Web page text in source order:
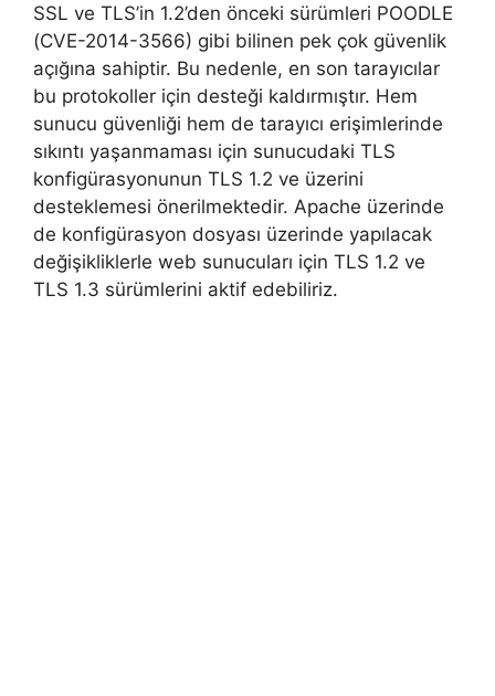
SSL ve TLS’in 1.2’den önceki sürümleri POODLE
(CVE-2014-3566) gibi bilinen pek çok güvenlik
açığına sahiptir. Bu nedenle, en son tarayıcılar
bu protokoller için desteği kaldırmıştır. Hem
sunucu güvenliği hem de tarayıcı erişimlerinde
sıkıntı yaşanmaması için sunucudaki TLS
konfigürasyonunun TLS 1.2 ve üzerini
desteklemesi önerilmektedir. Apache üzerinde
de konfigürasyon dosyası üzerinde yapılacak
değişikliklerle web sunucuları için TLS 1.2 ve
TLS 1.3 sürümlerini aktif edebiliriz.